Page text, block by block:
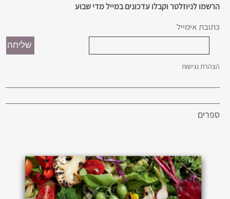
הרשמו לניוזלטר וקבלו עדכונים במייל מדי שבוע
כתובת אימייל
הצהרת נגישות
ספרים